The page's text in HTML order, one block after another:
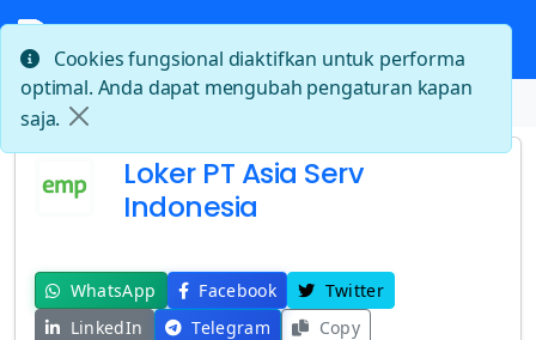
Beranda Loker PT Asia Serv Indonesia
Loker PT Asia Serv
Indonesia
WhatsApp Facebook
Twitter
LinkedIn
Telegram Copy
Cookies fungsional diaktifkan untuk performa
optimal. Anda dapat mengubah pengaturan kapan
saja.